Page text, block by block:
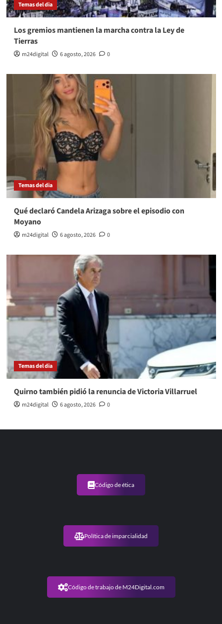
Temas del dia
Los gremios mantienen la marcha contra la Ley de
Tierras
m24digital 6 agosto, 2026 0
Temas del dia
Qué declaró Candela Arizaga sobre el episodio con
Moyano
m24digital 6 agosto, 2026 0
Temas del dia
Quirno también pidió la renuncia de Victoria Villarruel
m24digital 6 agosto, 2026 0
Código de ética
Política de imparcialidad
Código de trabajo de M24Digital.com